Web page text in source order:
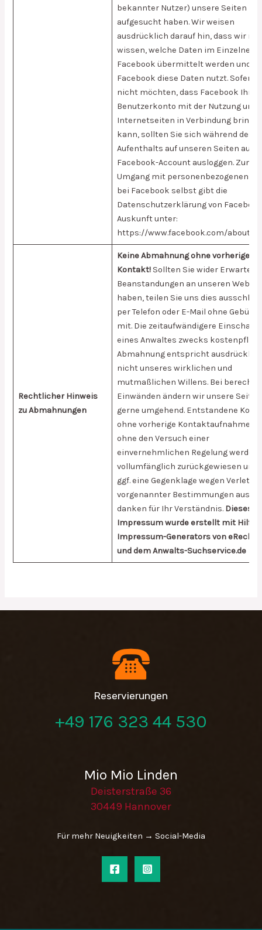
bekannter Nutzer) unsere Seiten
aufgesucht haben. Wir weisen
ausdrücklich darauf hin, dass wir
wissen, welche Daten im Einzelnen
Facebook übermittelt werden und
Facebook diese Daten nutzt. Sofern
nicht möchten, dass Facebook Ihr
Benutzerkonto mit der Nutzung
Internetseiten in Verbindung
kann, sollten Sie sich während des
Aufenthalts auf unseren Seiten aus
Facebook-Account ausloggen. Zum
Umgang mit personenbezogenen
bei Facebook selbst gibt die
Datenschutzerklärung von Facebook
Auskunft unter:
https://www.facebook.com/about/
Rechtlicher Hinweis
zu Abmahnungen
Keine Abmahnung ohne vorherigen
Kontakt!Sollten Sie wider Erwarten
Beanstandungen an unseren
haben, teilen Sie uns dies
per Telefon oder E-Mail ohne
mit. Die zeitaufwändigere
eines Anwaltes zwecks
Abmahnung entspricht ausdrücklich
nicht unseres wirklichen und
mutmaßlichen Willens. Bei
Einwänden ändern wir unsere Seiten
gerne umgehend. Entstandene
ohne vorherige Kontaktaufnahme
ohne den Versuch einer
einvernehmlichen Regelung werden
vollumfänglich zurückgewiesen und
ggf. eine Gegenklage wegen
vorgenannter Bestimmungen aus.
danken für Ihr Verständnis.Dieses
Impressum wurde erstellt mit Hilfe
Impressum-Generators von
und dem Anwalts-Suchservice.de
Reservierungen
+49 176 323 44 530
Mio Mio Linden
Deisterstraße 36
30449 Hannover
Für mehr Neuigkeiten → Social-Media